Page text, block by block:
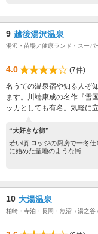
9 越後湯沢温泉
湯沢・苗場／健康ランド・スーパ
4.0
(7件)
名うての温泉宿や知る人ぞ
ます。川端康成の名作『雪
ッカとしても有名。気軽に
“大好きな街”
若い頃 ロッジの厨房で一冬
に始めた聖地のような街...
10 大湯温泉
柏崎・寺泊・長岡・魚沼（湯之